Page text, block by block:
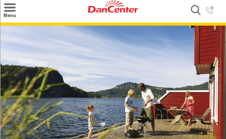
Menu
Inspiration
Info
Service
Kontakt